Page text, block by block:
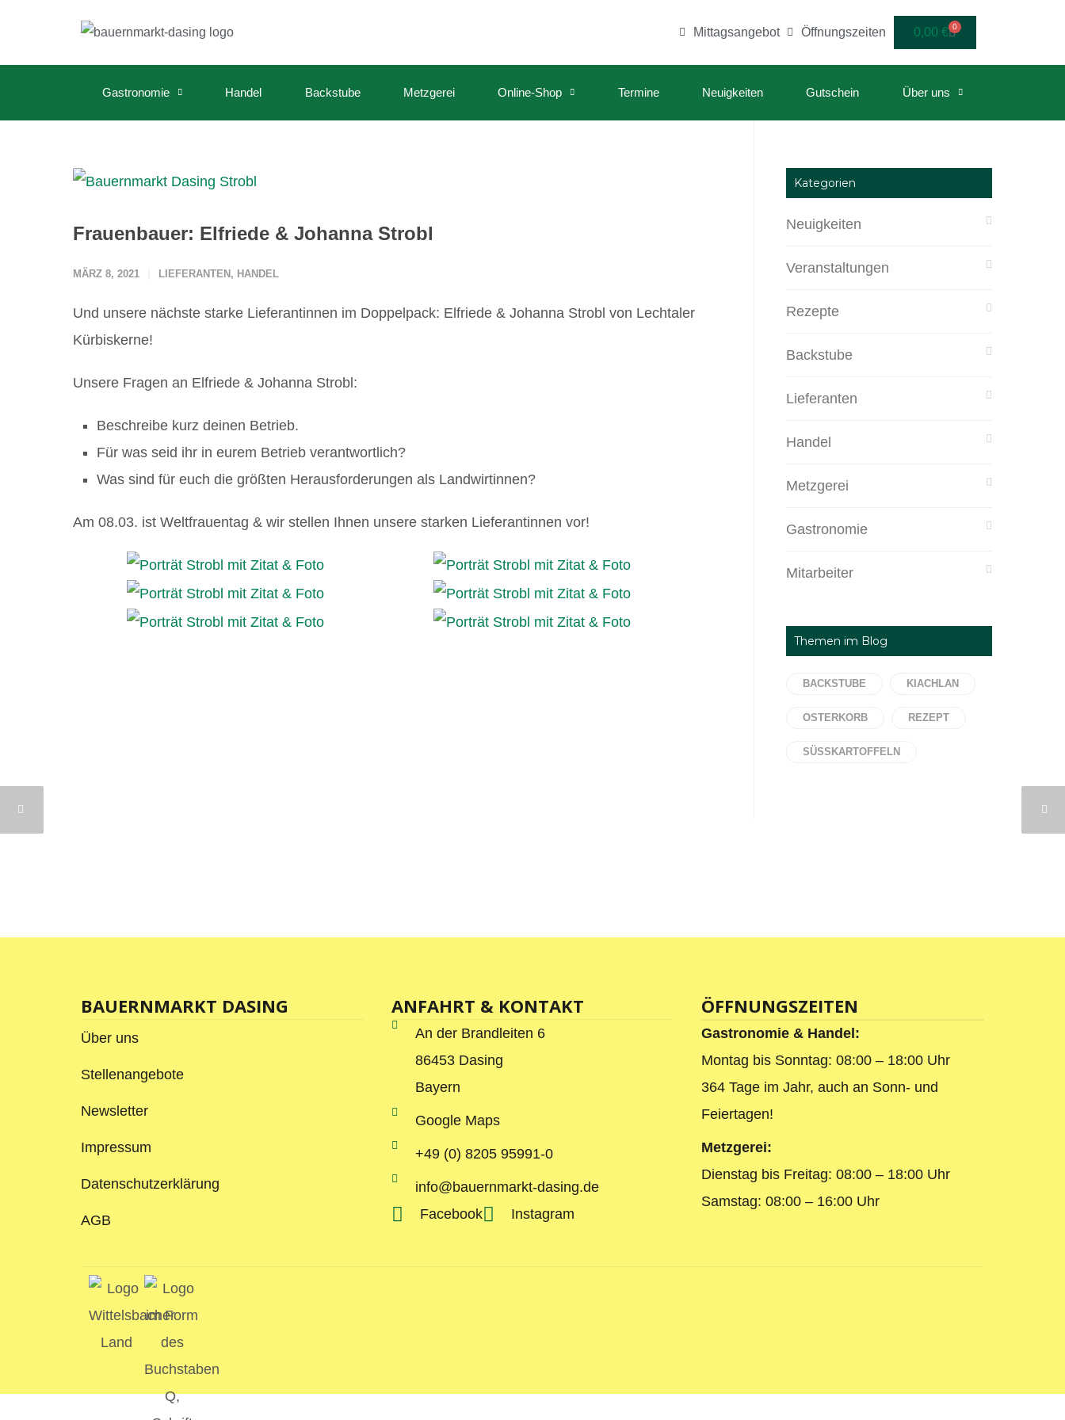
Mittagsangebot Öffnungszeiten 0,00 € 0
Gastronomie Handel Backstube Metzgerei Online-Shop Termine Neuigkeiten Gutschein Über uns
Frauenbauer: Elfriede & Johanna Strobl
MÄRZ 8, 2021 LIEFERANTEN , HANDEL
Und unsere nächste starke Lieferantinnen im Doppelpack: Elfriede & Johanna Strobl von Lechtaler
Kürbiskerne!
Unsere Fragen an Elfriede & Johanna Strobl:
Beschreibe kurz deinen Betrieb.
Für was seid ihr in eurem Betrieb verantwortlich?
Was sind für euch die größten Herausforderungen als Landwirtinnen?
Am 08.03. ist Weltfrauentag & wir stellen Ihnen unsere starken Lieferantinnen vor!
Kategorien
Neuigkeiten
Veranstaltungen
Rezepte
Backstube
Lieferanten
Handel
Metzgerei
Gastronomie
Mitarbeiter
Themen im Blog
BACKSTUBE KIACHLAN
OSTERKORB REZEPT
SÜSSKARTOFFELN
BAUERNMARKT DASING
Über uns
Stellenangebote
Newsletter
Impressum
Datenschutzerklärung
AGB
ANFAHRT & KONTAKT
An der Brandleiten 6
86453 Dasing
Bayern
Google Maps
+49 (0) 8205 95991-0
info@bauernmarkt-dasing.de
Facebook
Instagram
ÖFFNUNGSZEITEN
Gastronomie & Handel:
Montag bis Sonntag: 08:00 – 18:00 Uhr
364 Tage im Jahr, auch an Sonn- und
Feiertagen!
Metzgerei:
Dienstag bis Freitag: 08:00 – 18:00 Uhr
Samstag: 08:00 – 16:00 Uhr